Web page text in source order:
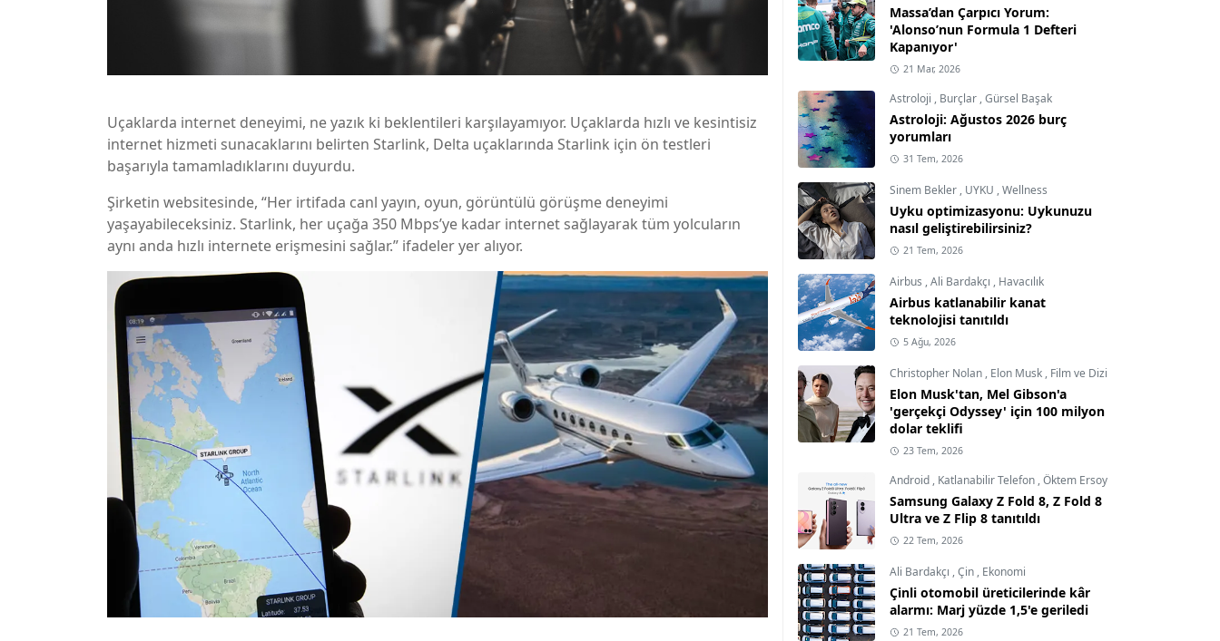
Uçaklarda internet deneyimi, ne yazık ki beklentileri karşılayamıyor. Uçaklarda hızlı ve kesintisiz
internet hizmeti sunacaklarını belirten Starlink, Delta uçaklarında Starlink için ön testleri
başarıyla tamamladıklarını duyurdu.
Şirketin websitesinde, “Her irtifada canl yayın, oyun, görüntülü görüşme deneyimi
yaşayabileceksiniz. Starlink, her uçağa 350 Mbps’ye kadar internet sağlayarak tüm yolcuların
aynı anda hızlı internete erişmesini sağlar.” ifadeler yer alıyor.
Massa’dan Çarpıcı Yorum:
'Alonso’nun Formula 1 Defteri
Kapanıyor'
21 Mar, 2026
Astroloji , Burçlar ,Gürsel Başak
Astroloji: Ağustos 2026 burç
yorumları
31 Tem, 2026
Sinem Bekler , UYKU ,Wellness
Uyku optimizasyonu: Uykunuzu
nasıl geliştirebilirsiniz?
21 Tem, 2026
Airbus ,Ali Bardakçı , Havacılık
Airbus katlanabilir kanat
teknolojisi tanıtıldı
5 Ağu, 2026
Christopher Nolan , Elon Musk , Film ve Dizi
Elon Musk'tan, Mel Gibson'a
'gerçekçi Odyssey' için 100 milyon
dolar teklifi
23 Tem, 2026
Android , Katlanabilir Telefon ,Öktem Ersoy
Samsung Galaxy Z Fold 8, Z Fold 8
Ultra ve Z Flip 8 tanıtıldı
22 Tem, 2026
Ali Bardakçı ,Çin , Ekonomi
Çinli otomobil üreticilerinde kâr
alarmı: Marj yüzde 1,5'e geriledi
21 Tem, 2026